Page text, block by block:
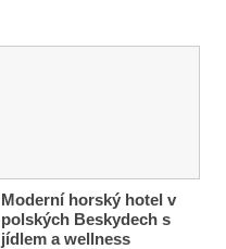
Moderní horský hotel v
polských Beskydech s
jídlem a wellness